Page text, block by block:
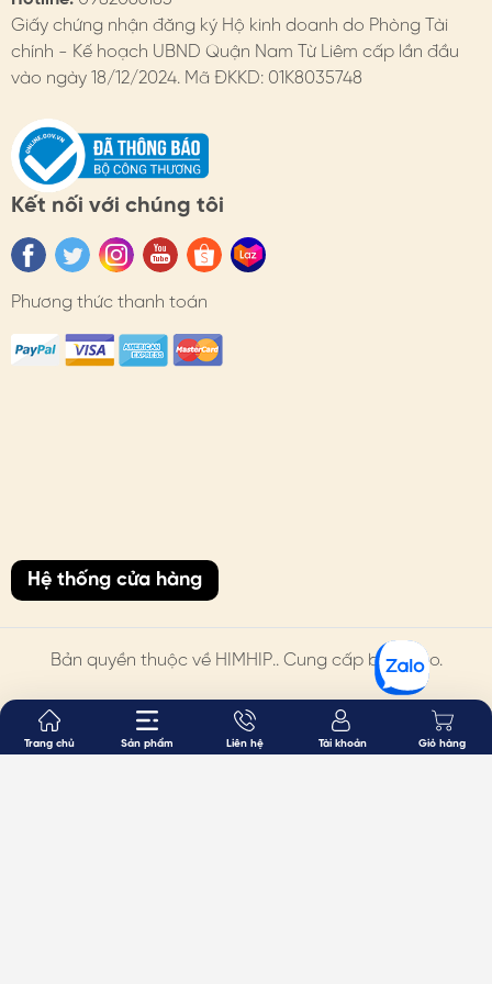
Chi tiết trên website
- Đổi hàng: https://himhipshop.vn/chinh-sach-doi-
hang
- Bảo hành: https://himhipshop.vn/chinh-sach-bao-
hanh
- Các nhu cầu khác: KH vui lòng liên hệ tư vấn.
#himhip #himhipshop #phukien #trang suc #quatang
#thoitrang #vongthoitrang #hatgiatrai #thanhlich
Giấy chứng nhận đăng ký Hộ kinh doanh do Phòng Tài
chính - Kế hoạch UBND Quận Nam Từ Liêm cấp lần đầu
vào ngày 18/12/2024. Mã ĐKKD: 01K8035748
Kết nối với chúng tôi
Phương thức thanh toán
Hệ thống cửa hàng
Bản quyền thuộc về HIMHIP.. Cung cấp bởi Sapo.
Trang chủ Sản phẩm Liên hệ Tài khoản Giỏ hàng